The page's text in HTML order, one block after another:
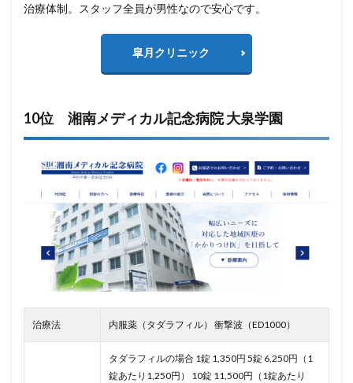
治療体制。スタッフ全員が男性なので安心です。
皐月クリニック
10位 湘南メディカル記念病院 大泉学園
治療法 内服薬（タダラフィル） 衝撃波（ED1000）
タダラフィルの場合 1錠 1,350円 5錠 6,250円（1
錠あたり1,250円） 10錠 11,500円（1錠あたり